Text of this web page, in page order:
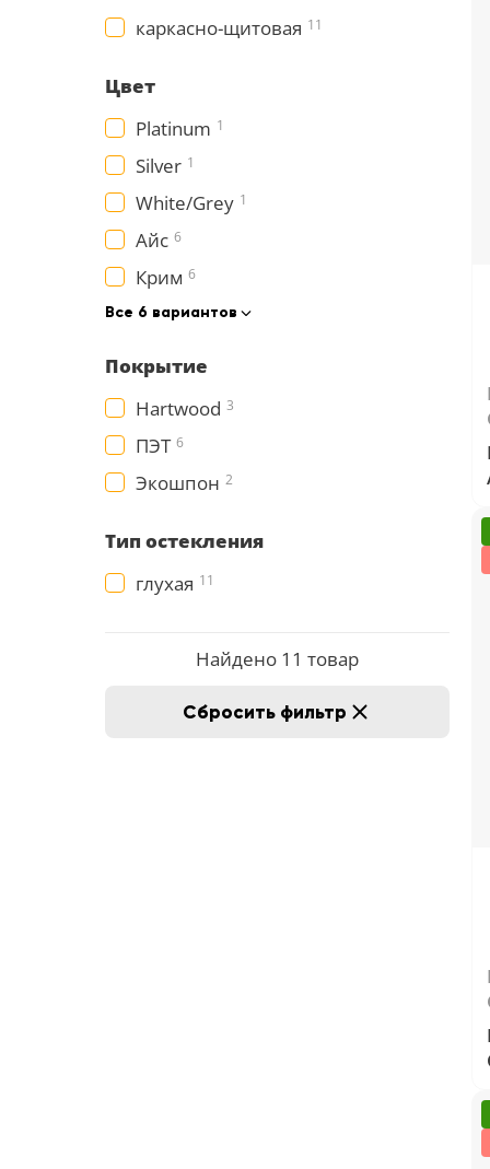
каркасно-щитовая 11
Цвет
Platinum 1
Silver 1
White/Grey 1
Айс 6
Крим 6
Все 6 вариантов
Покрытие
Hartwood 3
ПЭТ 6
Экошпон 2
Тип остекления
глухая 11
Найдено 11 товар
Сбросить фильтр
Шоколад
Сливки
Показать все 25 цветов